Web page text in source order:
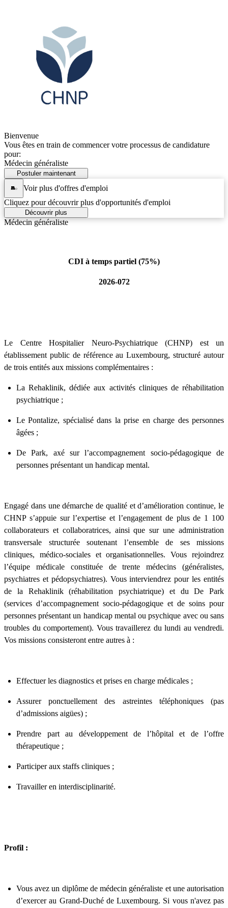
Bienvenue
Vous êtes en train de commencer votre processus de candidature
pour:
Médecin généraliste
Postuler maintenant
Voir plus d'offres d'emploi
Cliquez pour découvrir plus d'opportunités d'emploi
Découvrir plus
Médecin généraliste
CDI à temps partiel (75%)
2026-072
Le Centre Hospitalier Neuro-Psychiatrique (CHNP) est un
établissement public de référence au Luxembourg, structuré autour
de trois entités aux missions complémentaires :
La Rehaklinik, dédiée aux activités cliniques de réhabilitation
psychiatrique ;
Le Pontalize, spécialisé dans la prise en charge des personnes
âgées ;
De Park, axé sur l’accompagnement socio-pédagogique de
personnes présentant un handicap mental.
Engagé dans une démarche de qualité et d’amélioration continue, le
CHNP s’appuie sur l’expertise et l’engagement de plus de 1 100
collaborateurs et collaboratrices, ainsi que sur une administration
transversale structurée soutenant l’ensemble de ses missions
cliniques, médico-sociales et organisationnelles. Vous rejoindrez
l’équipe médicale constituée de trente médecins (généralistes,
psychiatres et pédopsychiatres). Vous interviendrez pour les entités
de la Rehaklinik (réhabilitation psychiatrique) et du De Park
(services d’accompagnement socio-pédagogique et de soins pour
personnes présentant un handicap mental ou psychique avec ou sans
troubles du comportement). Vous travaillerez du lundi au vendredi.
Vos missions consisteront entre autres à :
Effectuer les diagnostics et prises en charge médicales ;
Assurer ponctuellement des astreintes téléphoniques (pas
d’admissions aigües) ;
Prendre part au développement de l’hôpital et de l’offre
thérapeutique ;
Participer aux staffs cliniques ;
Travailler en interdisciplinarité.
Profil :
Vous avez un diplôme de médecin généraliste et une autorisation
d’exercer au Grand-Duché de Luxembourg. Si vous n'avez pas